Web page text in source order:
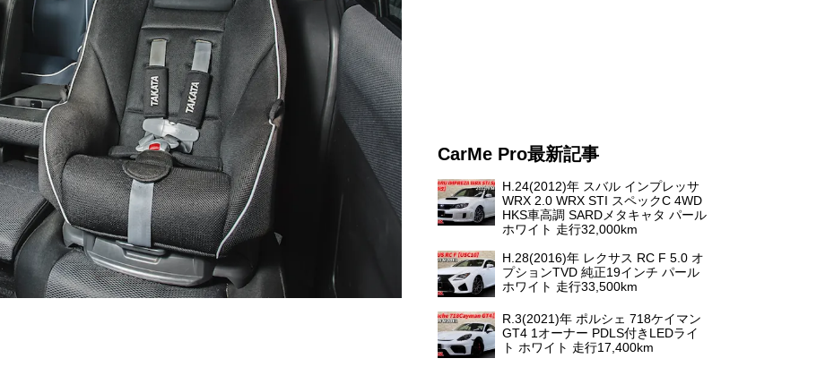
CarMe Pro最新記事
H.24(2012)年 スバル インプレッサ
WRX 2.0 WRX STI スペックC 4WD
HKS車高調 SARDメタキャタ パール
ホワイト 走行32,000km
H.28(2016)年 レクサス RC F 5.0 オ
プションTVD 純正19インチ パール
ホワイト 走行33,500km
R.3(2021)年 ポルシェ 718ケイマン
GT4 1オーナー PDLS付きLEDライ
ト ホワイト 走行17,400km